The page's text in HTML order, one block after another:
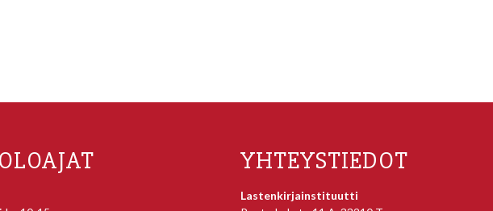
YHTEYSTIEDOT
Lastenkirjainstituutti